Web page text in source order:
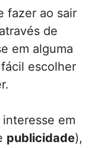
fazer ao sair
de
em alguma
escolher
em
publicidade),